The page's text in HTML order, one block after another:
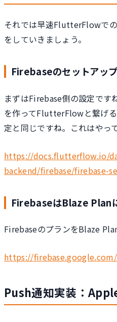
それでは早速FlutterFlowで
をしていきましょう。
Firebaseのセットアッ
まずはFirebase側の設定です
を作ってFlutterFlowと繋げ
定と同じですね。これはやっ
https://docs.flutterflow.io/
backend/firebase/firebase-
FirebaseはBlaze Plan
FirebaseのプランをBlaze
https://
Push通知実装：